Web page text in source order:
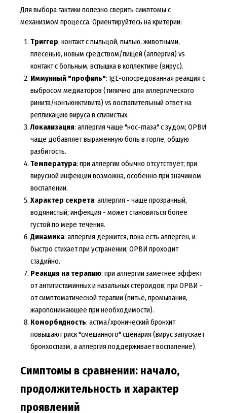
Для выбора тактики полезно сверить симптомы с
механизмом процесса. Ориентируйтесь на критерии:
Триггер: контакт с пыльцой, пылью, животными,
плесенью, новым средством/пищей (аллергия) vs
контакт с больным, вспышка в коллективе (вирус).
Иммунный "профиль": IgE-опосредованная реакция с
выбросом медиаторов (типично для аллергического
ринита/конъюнктивита) vs воспалительный ответ на
репликацию вируса в слизистых.
Локализация: аллергия чаще "нос-глаза" с зудом; ОРВИ
чаще добавляет выраженную боль в горле, общую
разбитость.
Температура: при аллергии обычно отсутствует; при
вирусной инфекции возможна, особенно при значимом
воспалении.
Характер секрета: аллергия - чаще прозрачный,
водянистый; инфекция - может становиться более
густой по мере течения.
Динамика: аллергия держится, пока есть аллерген, и
быстро стихает при устранении; ОРВИ проходит
стадийно.
Реакция на терапию: при аллергии заметнее эффект
от антигистаминных и назальных стероидов; при ОРВИ -
от симптоматической терапии (питьё, промывания,
жаропонижающее при необходимости).
Коморбидность: астма/хронический бронхит
повышают риск "смешанного" сценария (вирус запускает
бронхоспазм, а аллергия поддерживает воспаление).
Симптомы в сравнении: начало,
продолжительность и характер
проявлений